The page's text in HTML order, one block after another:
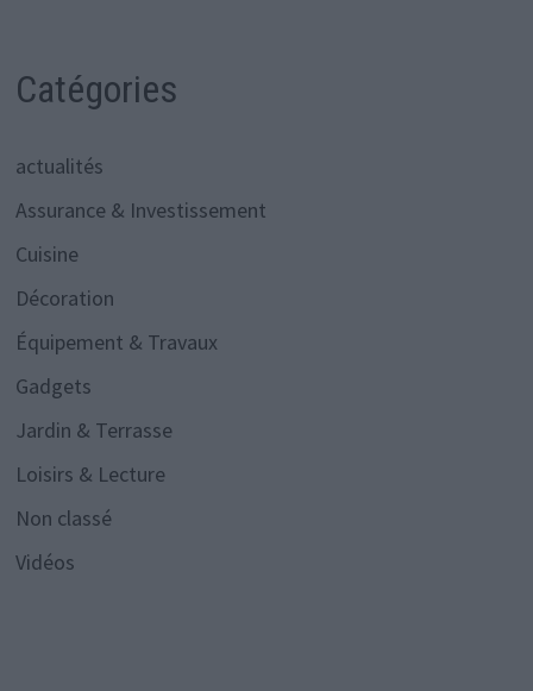
Catégories
actualités
Assurance & Investissement
Cuisine
Décoration
Équipement & Travaux
Gadgets
Jardin & Terrasse
Loisirs & Lecture
Non classé
Vidéos